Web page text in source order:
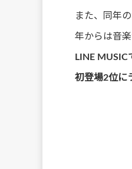
また、同年
年からは音
LINE MUSIC
初登場2位に